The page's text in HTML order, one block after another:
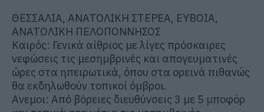
ΘΕΣΣΑΛΙΑ, ΑΝΑΤΟΛΙΚΗ ΣΤΕΡΕΑ, ΕΥΒΟΙΑ,
ΑΝΑΤΟΛΙΚΗ ΠΕΛΟΠΟΝΝΗΣΟΣ
Καιρός: Γενικά αίθριος με λίγες πρόσκαιρες
νεφώσεις τις μεσημβρινές και απογευματινές
ώρες στα ηπειρωτικά, όπου στα ορεινά πιθανώς
θα εκδηλωθούν τοπικοί όμβροι.
Ανεμοι: Από βόρειες διευθύνσεις 3 με 5 μποφόρ